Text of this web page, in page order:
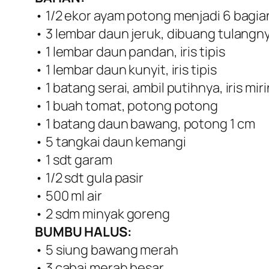
• 1/2 ekor ayam potong menjadi 6
• 3 lembar daun jeruk, dibuang
• 1 lembar daun pandan, iris tipis
• 1 lembar daun kunyit, iris tipis
• 1 batang serai, ambil putihnya, iris
• 1 buah tomat, potong potong
• 1 batang daun bawang, potong 1 cm
• 5 tangkai daun kemangi
• 1 sdt garam
• 1/2 sdt gula pasir
• 500 ml air
• 2 sdm minyak goreng
BUMBU HALUS:
• 5 siung bawang merah